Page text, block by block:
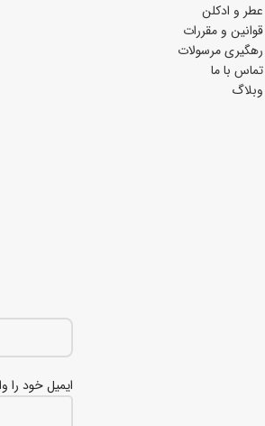
عطر و ادکلن
قوانین و مقررات
رهگیری مرسولات
تماس با ما
وبلاگ
ایمیل خود را